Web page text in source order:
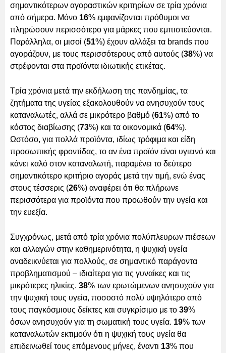
σημαντικότερων αγοραστικών κριτηρίων σε τρία χρόνια
από σήμερα. Μόνο 16% εμφανίζονται πρόθυμοι να
πληρώσουν περισσότερο για μάρκες που εμπιστεύονται.
Παράλληλα, οι μισοί (51%) έχουν αλλάξει τα brands που
αγοράζουν, με τους περισσότερους από αυτούς (38%) να
στρέφονται στα προϊόντα ιδιωτικής ετικέτας.
Τρία χρόνια μετά την εκδήλωση της πανδημίας, τα
ζητήματα της υγείας εξακολουθούν να ανησυχούν τους
καταναλωτές, αλλά σε μικρότερο βαθμό (61%) από το
κόστος διαβίωσης (73%) και τα οικονομικά (64%).
Ωστόσο, για πολλά προϊόντα, ιδίως τρόφιμα και είδη
προσωπικής φροντίδας, το αν ένα προϊόν είναι υγιεινό και
κάνει καλό στον καταναλωτή, παραμένει το δεύτερο
σημαντικότερο κριτήριο αγοράς μετά την τιμή, ενώ ένας
στους τέσσερις (26%) αναφέρει ότι θα πλήρωνε
περισσότερα για προϊόντα που προωθούν την υγεία και
την ευεξία.
Συγχρόνως, μετά από τρία χρόνια πολύπλευρων πιέσεων
και αλλαγών στην καθημερινότητα, η ψυχική υγεία
αναδεικνύεται για πολλούς, σε σημαντικό παράγοντα
προβληματισμού – ιδιαίτερα για τις γυναίκες και τις
μικρότερες ηλικίες. 38% των ερωτώμενων ανησυχούν για
την ψυχική τους υγεία, ποσοστό πολύ υψηλότερο από
τους παγκόσμιους δείκτες και συγκρίσιμο με το 39%
όσων ανησυχούν για τη σωματική τους υγεία. 19% των
καταναλωτών εκτιμούν ότι η ψυχική τους υγεία θα
επιδεινωθεί τους επόμενους μήνες, έναντι 13% που